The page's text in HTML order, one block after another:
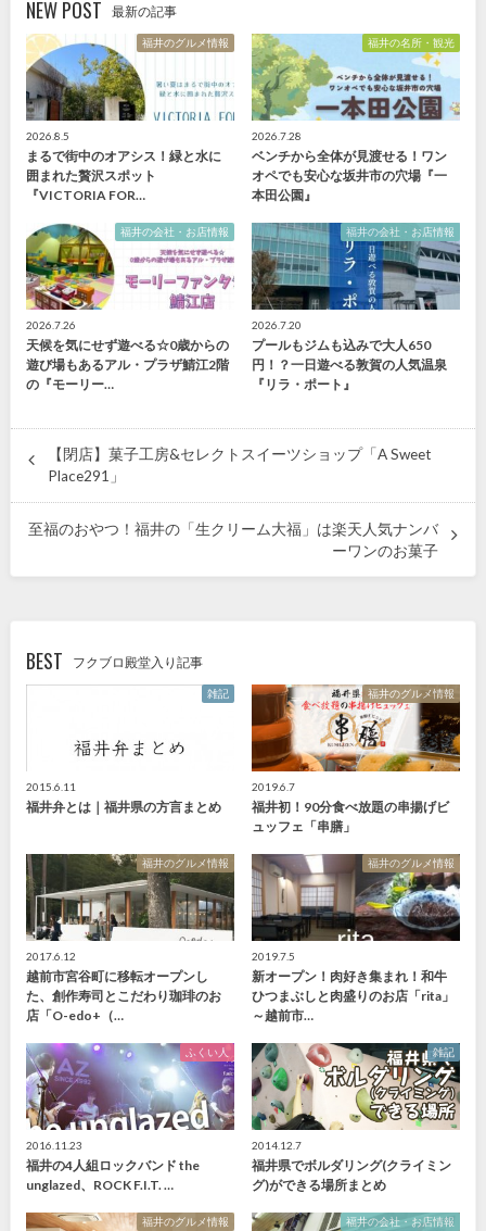
NEW POST 最新の記事
福井のグルメ情報
2026.8.5
まるで街中のオアシス！緑と水に
囲まれた贅沢スポット
『VICTORIA FOR…
福井の名所・観光
2026.7.28
ベンチから全体が見渡せる！ワン
オペでも安心な坂井市の穴場『一
本田公園』
福井の会社・お店情報
2026.7.26
天候を気にせず遊べる☆0歳からの
遊び場もあるアル・プラザ鯖江2階
の『モーリー…
福井の会社・お店情報
2026.7.20
プールもジムも込みで大人650
円！？一日遊べる敦賀の人気温泉
『リラ・ポート』
【閉店】菓子工房&セレクトスイーツショップ「A Sweet
Place291」
至福のおやつ！福井の「生クリーム大福」は楽天人気ナンバ
ーワンのお菓子
BEST フクブロ殿堂入り記事
雑記
2015.6.11
福井弁とは｜福井県の方言まとめ
福井のグルメ情報
2019.6.7
福井初！90分食べ放題の串揚げビ
ュッフェ「串膳」
福井のグルメ情報
2017.6.12
越前市宮谷町に移転オープンし
た、創作寿司とこだわり珈琲のお
店「O-edo+（…
福井のグルメ情報
2019.7.5
新オープン！肉好き集まれ！和牛
ひつまぶしと肉盛りのお店「rita」
～越前市…
ふくい人
2016.11.23
福井の4人組ロックバンド the
unglazed、ROCK F.I.T. …
雑記
2014.12.7
福井県でボルダリング(クライミン
グ)ができる場所まとめ
福井のグルメ情報 福井の会社・お店情報